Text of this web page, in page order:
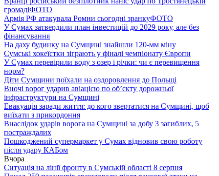
громадіФОТО
Армія РФ атакувала Ромни сьогодні зранкуФОТО
У Сумах затвердили план інвестицій до 2029 року, але без
фінансування
На даху будинку на Сумщині знайшли 120-мм міну
Сумські хокеїстки зіграють у фіналі чемпіонату Європи
У Сумах перевірили воду з озер і річки: чи є перевищення
норм?
Діти Сумщини поїхали на оздоровлення до Польщі
Вночі ворог ударив авіацією по обʼєкту дорожньої
інфраструктури на Сумщині
Евакуація заради життя: до кого звертатися на Сумщині, щоб
виїхати з прикордоння
Внаслідок ударів ворога на Сумщині за добу 3 загиблих, 5
постраждалих
Пошкоджений супермаркет у Сумах відновив свою роботу
після удару КАБом
Вчора
Ситуація на лінії фронту в Сумській області 8 серпня